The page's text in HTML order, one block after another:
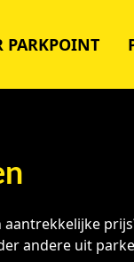
PARKPOINT
andere uit